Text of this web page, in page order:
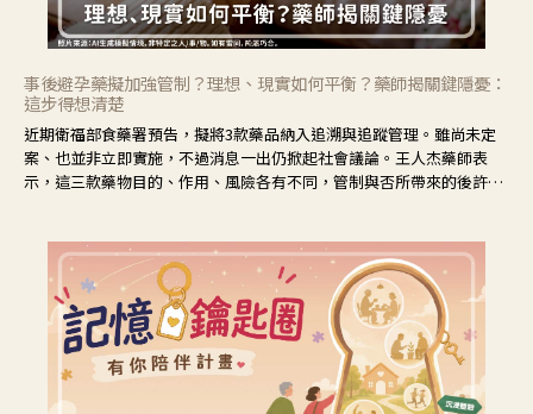
事後避孕藥擬加強管制？理想、現實如何平衡？藥師揭關鍵隱憂：
這步得想清楚
近期衛福部食藥署預告，擬將3款藥品納入追溯與追蹤管理。雖尚未定
案、也並非立即實施，不過消息一出仍掀起社會議論。王人杰藥師表
示，這三款藥物目的、作用、風險各有不同，管制與否所帶來的後許影